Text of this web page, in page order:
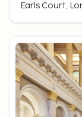
Earls Court,